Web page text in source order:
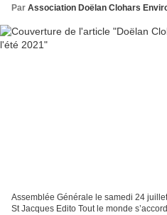
Par Association Doëlan Clohars
Assemblée Générale le samedi 24
St Jacques Edito Tout le monde